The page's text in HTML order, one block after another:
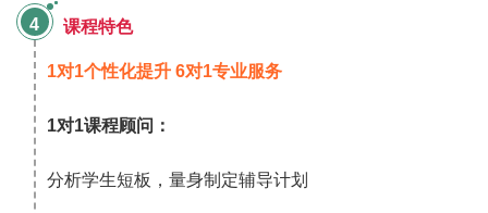
4 课程特色
1对1个性化提升 6对1专业服务
1对1课程顾问：
分析学生短板，量身制定辅导计划